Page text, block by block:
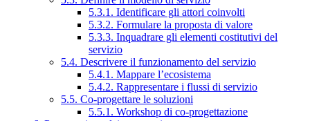
5.3.1. Identificare gli attori coinvolti
5.3.2. Formulare la proposta di valore
5.3.3. Inquadrare gli elementi costitutivi del
servizio
5.4. Descrivere il funzionamento del servizio
5.4.1. Mappare l’ecosistema
5.4.2. Rappresentare i flussi di servizio
5.5. Co-progettare le soluzioni
5.5.1. Workshop di co-progettazione